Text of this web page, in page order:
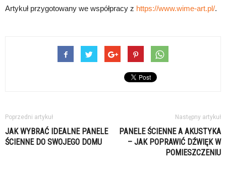
Artykuł przygotowany we współpracy z https://www.wime-art.pl/.
Poprzedni artykuł
JAK WYBRAĆ IDEALNE PANELE
ŚCIENNE DO SWOJEGO DOMU
Następny artykuł
PANELE ŚCIENNE A AKUSTYKA
– JAK POPRAWIĆ DŹWIĘK W
POMIESZCZENIU